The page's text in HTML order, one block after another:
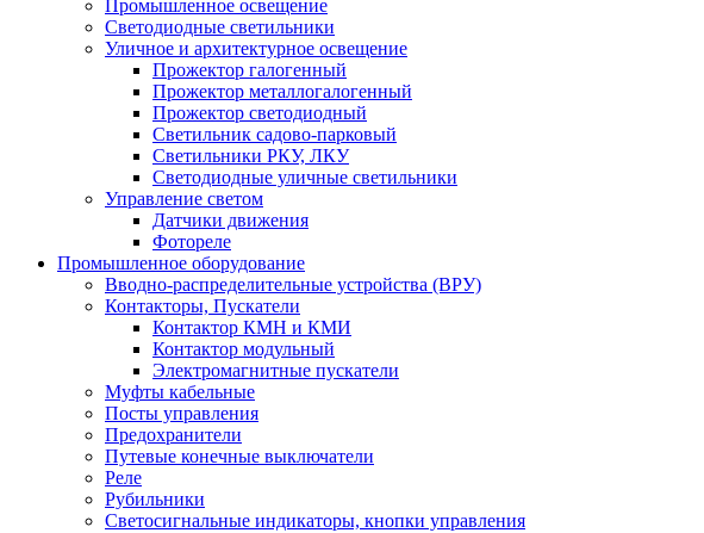
Промышленное освещение
Светодиодные светильники
Уличное и архитектурное освещение
Прожектор галогенный
Прожектор металлогалогенный
Прожектор светодиодный
Светильник садово-парковый
Светильники РКУ, ЛКУ
Светодиодные уличные светильники
Управление светом
Датчики движения
Фотореле
Промышленное оборудование
Вводно-распределительные устройства (ВРУ)
Контакторы, Пускатели
Контактор КМН и КМИ
Контактор модульный
Электромагнитные пускатели
Муфты кабельные
Посты управления
Предохранители
Путевые конечные выключатели
Реле
Рубильники
Светосигнальные индикаторы, кнопки управления